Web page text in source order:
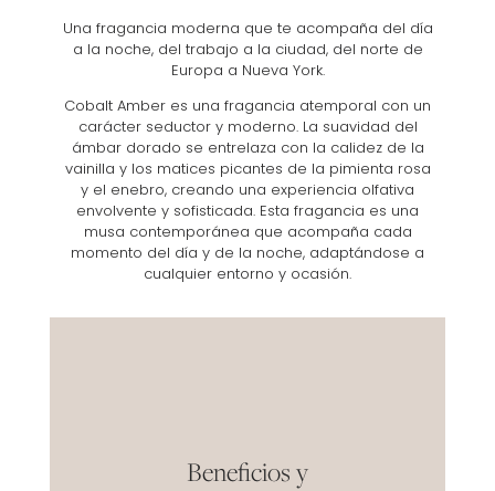
Una fragancia moderna que te acompaña del día
a la noche, del trabajo a la ciudad, del norte de
Europa a Nueva York.
Cobalt Amber es una fragancia atemporal con un
carácter seductor y moderno. La suavidad del
ámbar dorado se entrelaza con la calidez de la
vainilla y los matices picantes de la pimienta rosa
y el enebro, creando una experiencia olfativa
envolvente y sofisticada. Esta fragancia es una
musa contemporánea que acompaña cada
momento del día y de la noche, adaptándose a
cualquier entorno y ocasión.
Beneficios y